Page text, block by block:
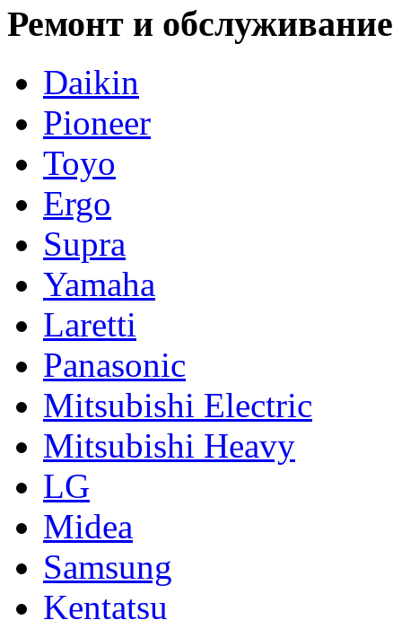
Ремонт и обслуживание
Daikin
Pioneer
Toyo
Ergo
Supra
Yamaha
Laretti
Panasonic
Mitsubishi Electric
Mitsubishi Heavy
LG
Midea
Samsung
Kentatsu